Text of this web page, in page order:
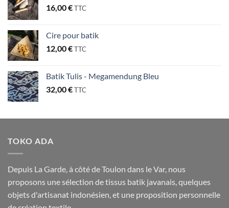
16,00€TTC
Cire pour batik
12,00€TTC
Batik Tulis - Megamendung Bleu
32,00€TTC
TOKO ADA
Depuis La Garde, à côté de Toulon dans le Var, nous
proposons une sélection de tissus batik javanais, quelques
objets d'artisanat indonésien, et une proposition personnelle